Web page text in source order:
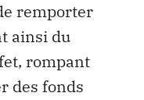
remporter
ainsi du
rompant
des fonds